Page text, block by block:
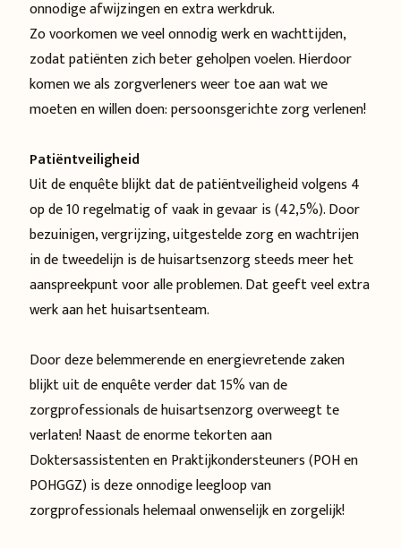
onnodige afwijzingen en extra werkdruk.
Zo voorkomen we veel onnodig werk en wachttijden,
zodat patiënten zich beter geholpen voelen. Hierdoor
komen we als zorgverleners weer toe aan wat we
moeten en willen doen: persoonsgerichte zorg verlenen!
Patiëntveiligheid
Uit de enquête blijkt dat de patiëntveiligheid volgens 4
op de 10 regelmatig of vaak in gevaar is (42,5%). Door
bezuinigen, vergrijzing, uitgestelde zorg en wachtrijen
in de tweedelijn is de huisartsenzorg steeds meer het
aanspreekpunt voor alle problemen. Dat geeft veel extra
werk aan het huisartsenteam.
Door deze belemmerende en energievretende zaken
blijkt uit de enquête verder dat 15% van de
zorgprofessionals de huisartsenzorg overweegt te
verlaten! Naast de enorme tekorten aan
Doktersassistenten en Praktijkondersteuners (POH en
POHGGZ) is deze onnodige leegloop van
zorgprofessionals helemaal onwenselijk en zorgelijk!